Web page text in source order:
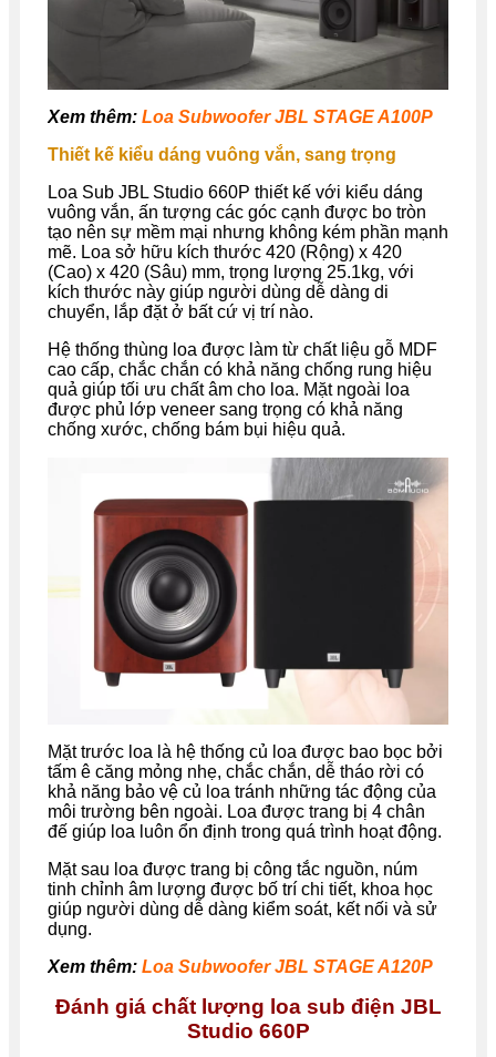
Xem thêm: Loa Subwoofer JBL STAGE A100P
Thiết kế kiểu dáng vuông vắn, sang trọng
Loa Sub JBL Studio 660P thiết kế với kiểu dáng
vuông vắn, ấn tượng các góc cạnh được bo tròn
tạo nên sự mềm mại nhưng không kém phần mạnh
mẽ. Loa sở hữu kích thước 420 (Rộng) x 420
(Cao) x 420 (Sâu) mm, trọng lượng 25.1kg, với
kích thước này giúp người dùng dễ dàng di
chuyển, lắp đặt ở bất cứ vị trí nào.
Hệ thống thùng loa được làm từ chất liệu gỗ MDF
cao cấp, chắc chắn có khả năng chống rung hiệu
quả giúp tối ưu chất âm cho loa. Mặt ngoài loa
được phủ lớp veneer sang trọng có khả năng
chống xước, chống bám bụi hiệu quả.
Mặt trước loa là hệ thống củ loa được bao bọc bởi
tấm ê căng mỏng nhẹ, chắc chắn, dễ tháo rời có
khả năng bảo vệ củ loa tránh những tác động của
môi trường bên ngoài. Loa được trang bị 4 chân
đế giúp loa luôn ổn định trong quá trình hoạt động.
Mặt sau loa được trang bị công tắc nguồn, núm
tinh chỉnh âm lượng được bố trí chi tiết, khoa học
giúp người dùng dễ dàng kiểm soát, kết nối và sử
dụng.
Xem thêm: Loa Subwoofer JBL STAGE A120P
Đánh giá chất lượng loa sub điện JBL
Studio 660P